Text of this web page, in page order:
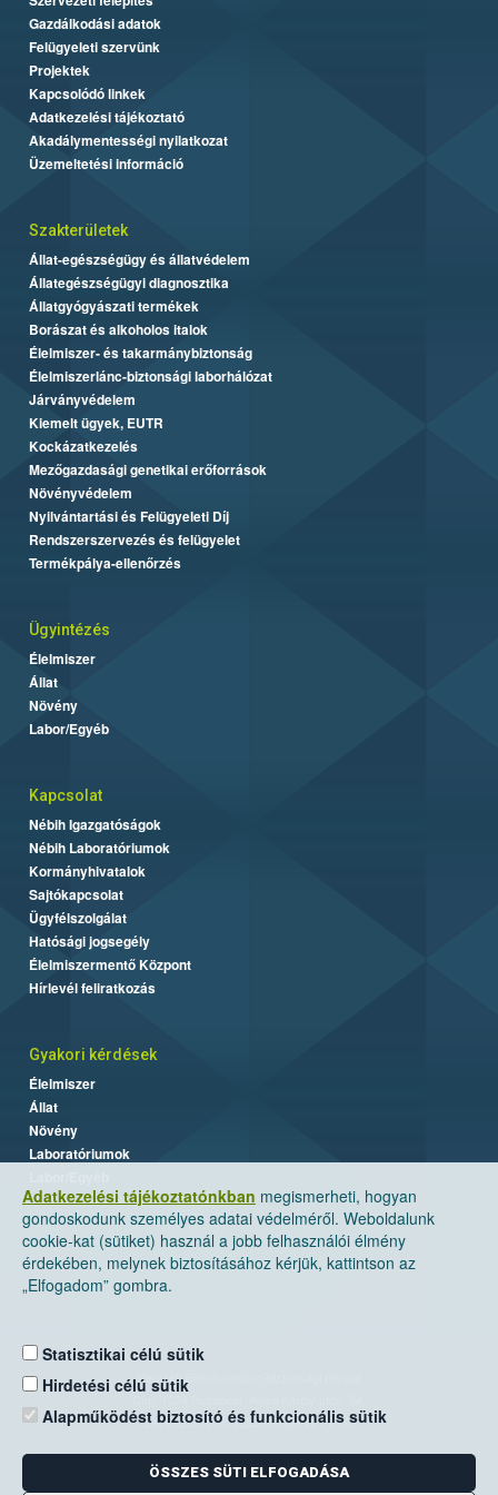
Adatkezelési tájékoztatónkban megismerheti, hogyan
gondoskodunk személyes adatai védelméről. Weboldalunk
cookie-kat (sütiket) használ a jobb felhasználói élmény
érdekében, melynek biztosításához kérjük, kattintson az
„Elfogadom” gombra.
Statisztikai célú sütik
Hirdetési célú sütik
Alapműködést biztosító és funkcionális sütik
ÖSSZES SÜTI ELFOGADÁSA
Gazdálkodási adatok
Felügyeleti szervünk
Projektek
Kapcsolódó linkek
Adatkezelési tájékoztató
Akadálymentességi nyilatkozat
Üzemeltetési információ
Szakterületek
Állat-egészségügy és állatvédelem
Állategészségügyi diagnosztika
Állatgyógyászati termékek
Borászat és alkoholos italok
Élelmiszer- és takarmánybiztonság
Élelmiszerlánc-biztonsági laborhálózat
Járványvédelem
Kiemelt ügyek, EUTR
Kockázatkezelés
Mezőgazdasági genetikai erőforrások
Növényvédelem
Nyilvántartási és Felügyeleti Díj
Rendszerszervezés és felügyelet
Termékpálya-ellenőrzés
Ügyintézés
Élelmiszer
Állat
Növény
Labor/Egyéb
Kapcsolat
Nébih Igazgatóságok
Nébih Laboratóriumok
Kormányhivatalok
Sajtókapcsolat
Ügyfélszolgálat
Hatósági jogsegély
Élelmiszermentő Központ
Hírlevél feliratkozás
Gyakori kérdések
Élelmiszer
Állat
Növény
Laboratóriumok
Nemzeti Élelmiszerlánc-biztonsági Hivatal
Levelezési cím: 1525 Budapest. Pf. 30.
E-mail:ugyfelszolgalat@nebih.gov.hu